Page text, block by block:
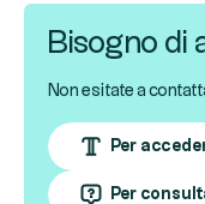
Bisogno di
Non esitate a
Per
Per